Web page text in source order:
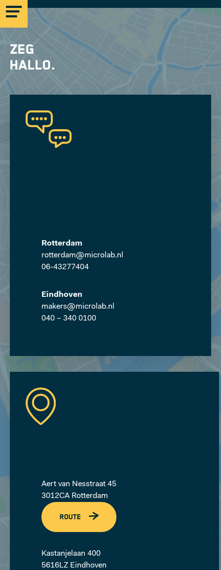
EINDHOVEN
EVENEMENTEN
VOLG ONS
Zeg
hallo.
Rotterdam
rotterdam@microlab.nl
06-43277404
Eindhoven
makers@microlab.nl
040 – 340 0100
Aert van Nesstraat 45
3012CA Rotterdam
ROUTE
Kastanjelaan 400
5616LZ Eindhoven